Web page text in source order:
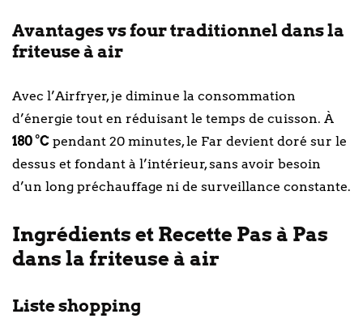
Avantages vs four traditionnel dans la
friteuse à air
Avec l’Airfryer, je diminue la consommation
d’énergie tout en réduisant le temps de cuisson. À
180 °C pendant 20 minutes, le Far devient doré sur le
dessus et fondant à l’intérieur, sans avoir besoin
d’un long préchauffage ni de surveillance constante.
Ingrédients et Recette Pas à Pas
dans la friteuse à air
Liste shopping